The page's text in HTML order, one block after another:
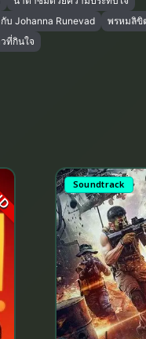
บ Johanna Runevad
พรหมลิขิ
วที่กินใจ
Soundtrack